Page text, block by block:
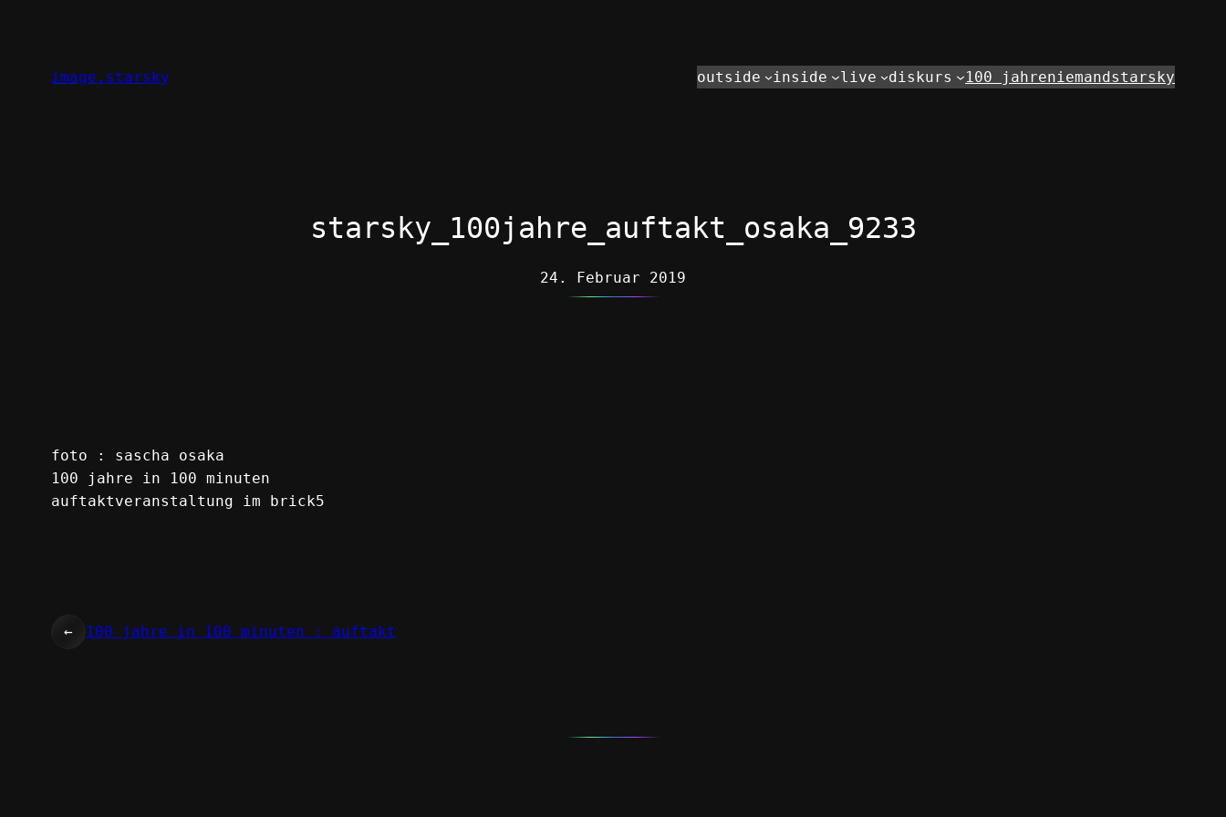
image.starsky outside inside live diskurs 100 jahreniemandstarsky
starsky_100jahre_auftakt_osaka_9233
24. Februar 2019
foto : sascha osaka
100 jahre in 100 minuten
auftaktveranstaltung im brick5
← 100 jahre in 100 minuten : auftakt